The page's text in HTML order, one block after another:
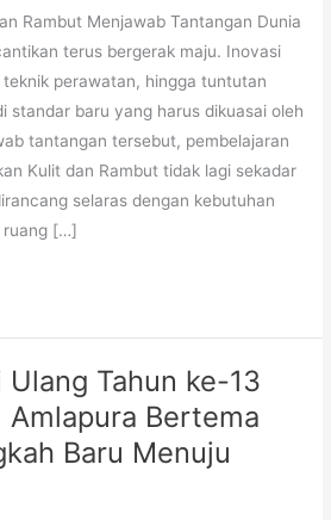
Rambut Menjawab Tantangan Dunia
terus bergerak maju. Inovasi
perawatan, hingga tuntutan
standar baru yang harus dikuasai oleh
tantangan tersebut, pembelajaran
Kulit dan Rambut tidak lagi sekadar
selaras dengan kebutuhan
ruang […]
Ulang Tahun ke-13
Amlapura Bertema
Baru Menuju